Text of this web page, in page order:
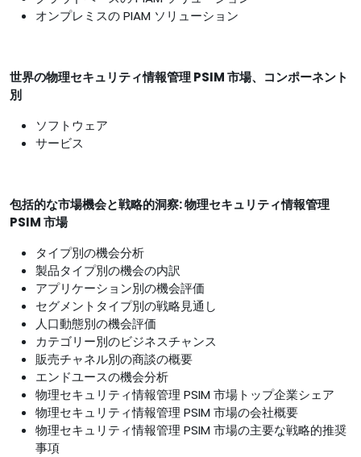
オンプレミスの PIAM ソリューション
世界の物理セキュリティ情報管理 PSIM 市場、コンポーネント
別
ソフトウェア
サービス
包括的な市場機会と戦略的洞察: 物理セキュリティ情報管理
PSIM 市場
タイプ別の機会分析
製品タイプ別の機会の内訳
アプリケーション別の機会評価
セグメントタイプ別の戦略見通し
人口動態別の機会評価
カテゴリー別のビジネスチャンス
販売チャネル別の商談の概要
エンドユースの機会分析
物理セキュリティ情報管理 PSIM 市場トップ企業シェア
物理セキュリティ情報管理 PSIM 市場の会社概要
物理セキュリティ情報管理 PSIM 市場の主要な戦略的推奨
事項